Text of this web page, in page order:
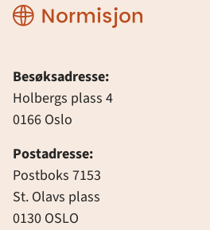
Normisjon
Besøksadresse:
Holbergs plass 4
0166 Oslo
Postadresse:
Postboks 7153
St. Olavs plass
0130 OSLO